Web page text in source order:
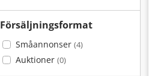
Försäljningsformat
Småannonser (4)
Auktioner (0)